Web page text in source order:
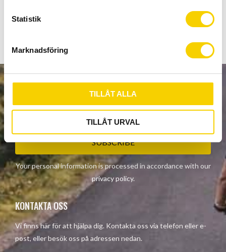
a
l
Statistik
Marknadsföring
TILLÅT ALLA
TILLÅT URVAL
NEWSLETTER
SUBSCRIBE
Your personal information is processed in accordance with our
privacy policy.
KONTAKTA OSS
Vi finns här för att hjälpa dig. Kontakta oss via telefon eller e-
post, eller besök oss på adressen nedan.